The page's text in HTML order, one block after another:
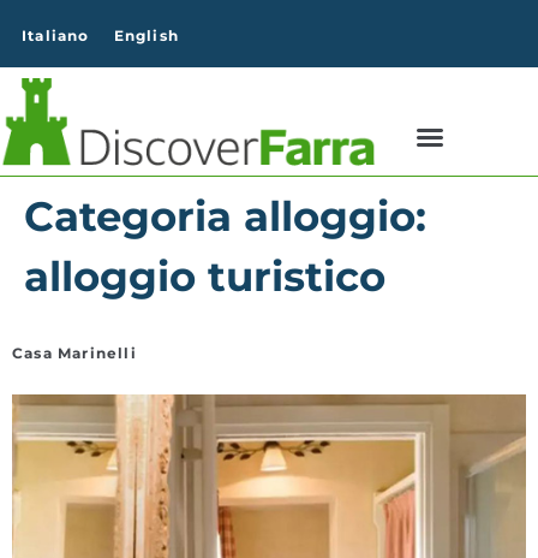
Italiano
English
Categoria alloggio:
alloggio turistico
Casa Marinelli